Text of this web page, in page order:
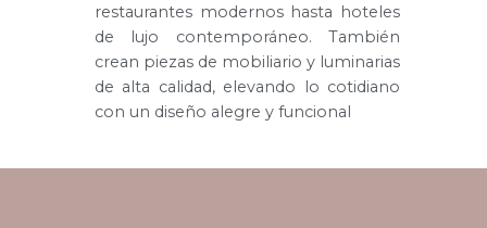
restaurantes modernos hasta hoteles
de lujo contemporáneo. También
crean piezas de mobiliario y luminarias
de alta calidad, elevando lo cotidiano
con un diseño alegre y funcional